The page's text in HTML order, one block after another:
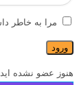
مرا به خاطر
هنوز عضو نشده